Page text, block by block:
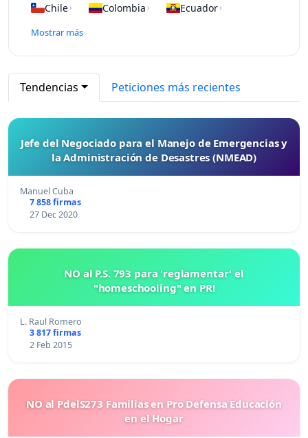
Chile› Colombia › Ecuador›
Mostrar más
Tendencias Peticiones más recientes
Jefe del Negociado para el Manejo de Emergencias y
la Administración de Desastres (NMEAD)
Manuel Cuba
7 858 firmas
27 Dec 2020
NO al P.S. 793 para 'reglamentar' el
"homeschooling" en PR!
L. Raul Romero
3 817 firmas
2 Feb 2015
NO al PdelS273 Familias en Pro Defensa Educación
en el Hogar